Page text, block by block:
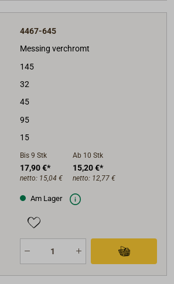
4467-645
Messing verchromt
145
32
45
95
15
Bis 9 Stk
17,90 €*
netto: 15,04 €
Ab 10 Stk
15,20 €*
netto: 12,77 €
Am Lager